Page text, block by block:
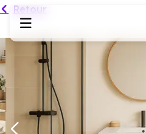
Programmes neufs
Habiter
Retour